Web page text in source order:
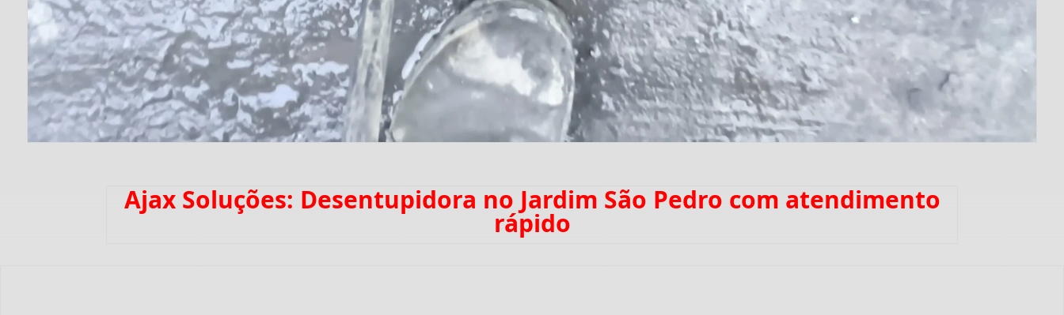
Ajax Soluções: Desentupidora no Jardim São Pedro com atendimento
rápido